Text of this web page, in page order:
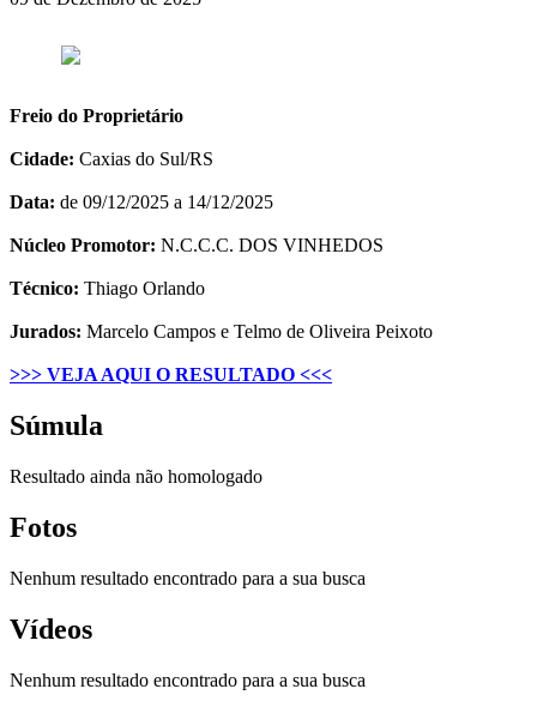
Freio do Proprietário
Cidade: Caxias do Sul/RS
Data: de 09/12/2025 a 14/12/2025
Núcleo Promotor: N.C.C.C. DOS VINHEDOS
Técnico: Thiago Orlando
Jurados: Marcelo Campos e Telmo de Oliveira Peixoto
>>> VEJA AQUI O RESULTADO <<<
Súmula
Resultado ainda não homologado
Fotos
Nenhum resultado encontrado para a sua busca
Vídeos
Nenhum resultado encontrado para a sua busca